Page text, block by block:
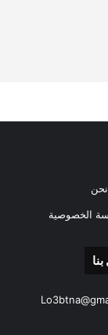
الخصوصية